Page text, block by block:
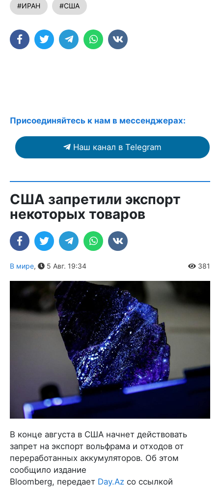
#ИРАН #США
Присоединяйтесь к нам в мессенджерах:
Наш канал в Telegram
США запретили экспорт
некоторых товаров
В мире, 5 Авг. 19:34 381
В конце августа в США начнет действовать
запрет на экспорт вольфрама и отходов от
переработанных аккумуляторов. Об этом
сообщило издание
Bloomberg, передает Day.Az со ссылкой